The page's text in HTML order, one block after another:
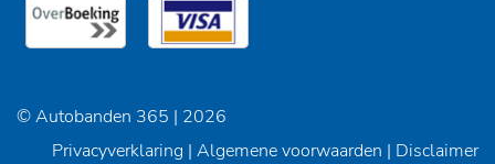
© Autobanden 365 | 2026
Privacyverklaring | Algemene voorwaarden | Disclaimer